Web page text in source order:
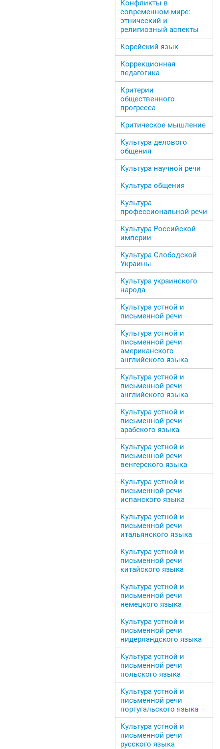
Конфликты в
современном мире:
этнический и
религиозный аспекты
Корейский язык
Коррекционная
педагогика
Критерии
общественного
прогресса
Критическое мышление
Культура делового
общения
Культура научной речи
Культура общения
Культура
профессиональной речи
Культура Российской
империи
Культура Слободской
Украины
Культура украинского
народа
Культура устной и
письменной речи
Культура устной и
письменной речи
американского
английского языка
Культура устной и
письменной речи
английского языка
Культура устной и
письменной речи
арабского языка
Культура устной и
письменной речи
венгерского языка
Культура устной и
письменной речи
испанского языка
Культура устной и
письменной речи
итальянского языка
Культура устной и
письменной речи
китайского языка
Культура устной и
письменной речи
немецкого языка
Культура устной и
письменной речи
нидерландского языка
Культура устной и
письменной речи
польского языка
Культура устной и
письменной речи
португальского языка
Культура устной и
письменной речи
русского языка